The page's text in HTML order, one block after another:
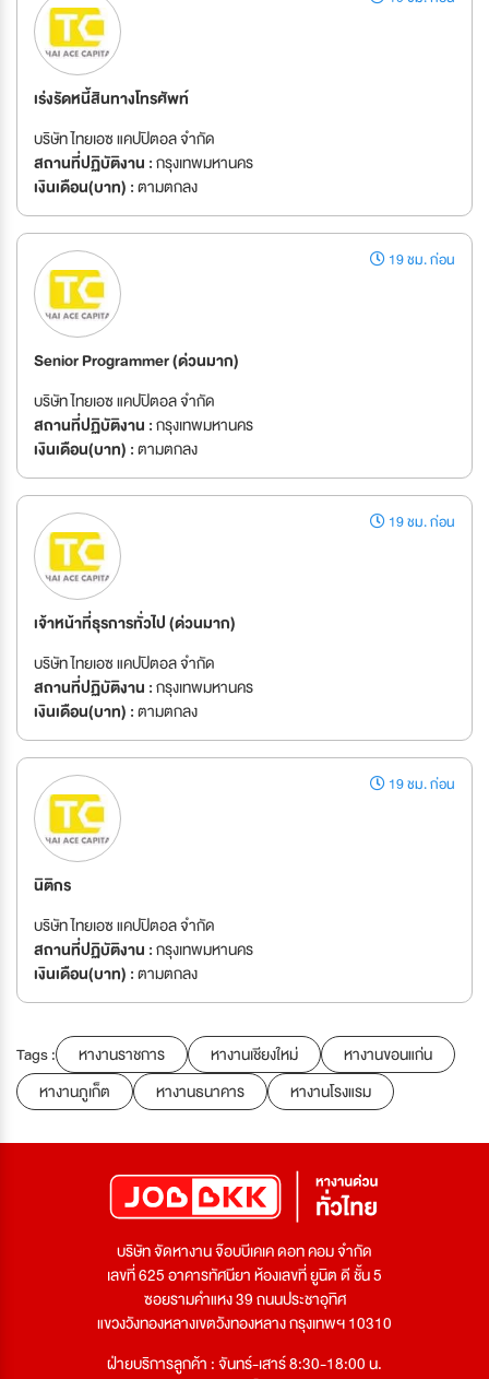
เร่งรัดหนี้สินทางโทรศัพท์
บริษัท ไทยเอซ แคปปิตอล จำกัด
สถานที่ปฏิบัติงาน :กรุงเทพมหานคร
เงินเดือน(บาท) :ตามตกลง
19 ชม. ก่อน
Senior Programmer (ด่วนมาก)
บริษัท ไทยเอซ แคปปิตอล จำกัด
สถานที่ปฏิบัติงาน :กรุงเทพมหานคร
เงินเดือน(บาท) :ตามตกลง
19 ชม. ก่อน
เจ้าหน้าที่ธุรการทั่วไป (ด่วนมาก)
บริษัท ไทยเอซ แคปปิตอล จำกัด
สถานที่ปฏิบัติงาน :กรุงเทพมหานคร
เงินเดือน(บาท) :ตามตกลง
19 ชม. ก่อน
นิติกร
บริษัท ไทยเอซ แคปปิตอล จำกัด
สถานที่ปฏิบัติงาน :กรุงเทพมหานคร
เงินเดือน(บาท) :ตามตกลง
Tags : หางานราชการ หางานเชียงใหม่
หางานขอนแก่น
หางานภูเก็ต
หางานธนาคาร หางานโรงแรม
บริษัท จัดหางาน จ๊อบบีเคเค ดอท คอม จำกัด
เลขที่ 625 อาคารทัศนียา ห้องเลขที่ ยูนิต ดี ชั้น 5
ซอยรามคำแหง 39 ถนนประชาอุทิศ
แขวงวังทองหลางเขตวังทองหลาง กรุงเทพฯ 10310
ฝ่ายบริการลูกค้า : จันทร์-เสาร์ 8:30-18:00 น.